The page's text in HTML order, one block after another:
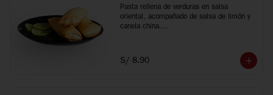
Pasta rellena de verduras en salsa
oriental, acompañado de salsa de limón y
canela china.
S/ 8.90